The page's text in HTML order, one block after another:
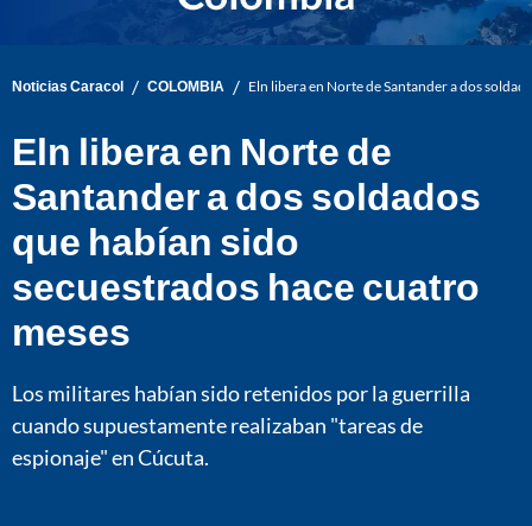
Noticias Caracol / COLOMBIA / Eln libera en Norte de Santander a dos
Eln libera en Norte de
Santander a dos soldados
que habían sido
secuestrados hace cuatro
meses
Los militares habían sido retenidos por la guerrilla
cuando supuestamente realizaban "tareas de
espionaje" en Cúcuta.